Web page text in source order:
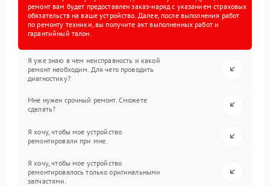
ремонт вам будет предоставлен заказ-наряд с указанием страховых
обязательств на ваше устройство. Далее, после выполнения работ
по ремонту техники, вы получите акт выполненных работ и
гарантийный талон.
Я уже знаю в чем неисправность и какой
ремонт необходим. Для чего проводить
диагностику?
Мне нужен срочный ремонт. Сможете
сделать?
Я хочу, чтобы мое устройство
ремонтировали при мне.
Я хочу, чтобы мое устройство
ремонтировалось только оригинальными
запчастями.